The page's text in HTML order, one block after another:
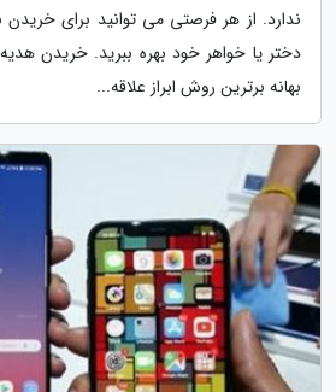
ندارد. از هر فرصتی می توانید برای
دختر یا خواهر خود بهره ببرید. خریدن
بهانه برترین روش ابراز علاقه...